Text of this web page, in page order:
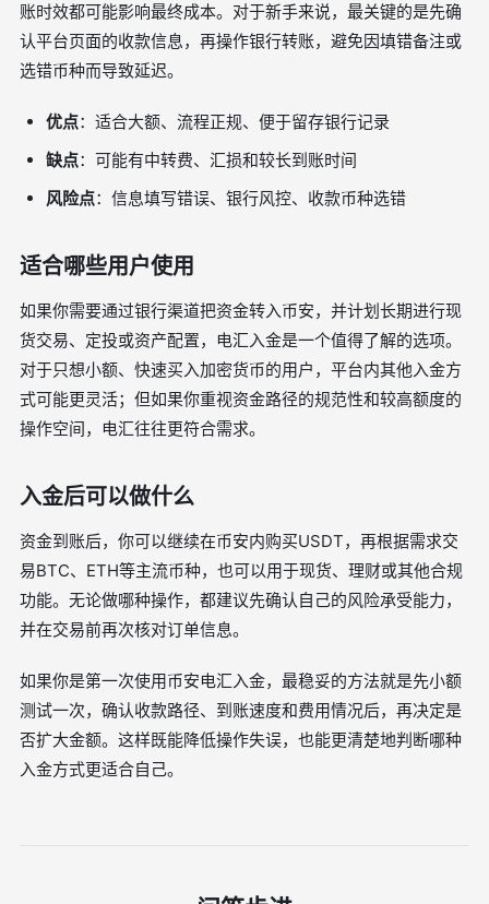
账时效都可能影响最终成本。对于新手来说，最关键的是先确
认平台页面的收款信息，再操作银行转账，避免因填错备注或
选错币种而导致延迟。
优点：适合大额、流程正规、便于留存银行记录
缺点：可能有中转费、汇损和较长到账时间
风险点：信息填写错误、银行风控、收款币种选错
适合哪些用户使用
如果你需要通过银行渠道把资金转入币安，并计划长期进行现
货交易、定投或资产配置，电汇入金是一个值得了解的选项。
对于只想小额、快速买入加密货币的用户，平台内其他入金方
式可能更灵活；但如果你重视资金路径的规范性和较高额度的
操作空间，电汇往往更符合需求。
入金后可以做什么
资金到账后，你可以继续在币安内购买USDT，再根据需求交
易BTC、ETH等主流币种，也可以用于现货、理财或其他合规
功能。无论做哪种操作，都建议先确认自己的风险承受能力，
并在交易前再次核对订单信息。
如果你是第一次使用币安电汇入金，最稳妥的方法就是先小额
测试一次，确认收款路径、到账速度和费用情况后，再决定是
否扩大金额。这样既能降低操作失误，也能更清楚地判断哪种
入金方式更适合自己。